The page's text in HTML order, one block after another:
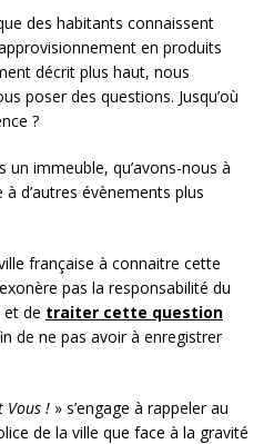
des habitants connaissent
en produits
décrit plus haut, nous
poser des questions. Jusqu’où
?
un immeuble, qu’avons-nous à
d’autres évènements plus
française à connaitre cette
pas la responsabilité du
et de traiter cette question
de ne pas avoir à enregistrer
Vous ! » s’engage à rappeler au
de la ville que face à la gravité